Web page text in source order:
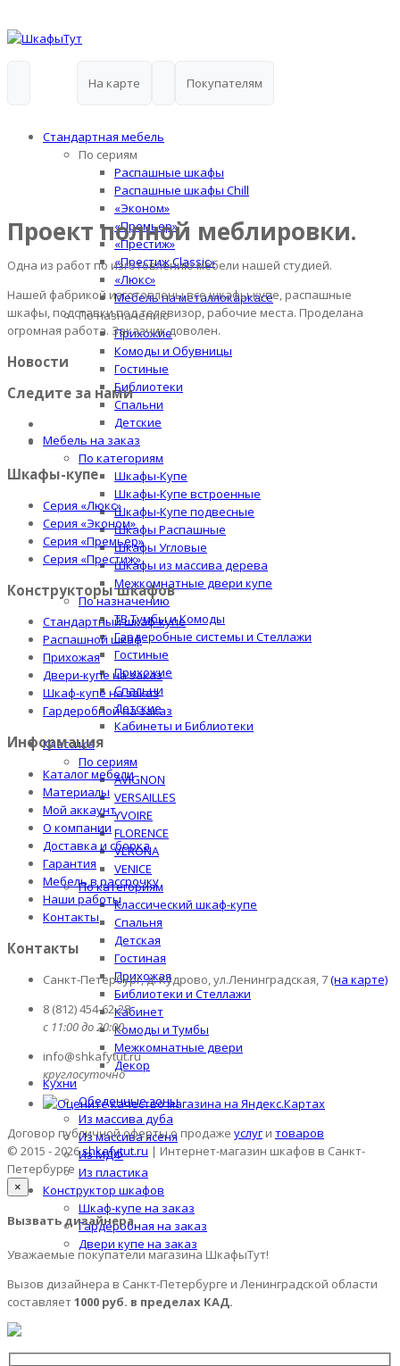
На карте Покупателям
Стандартная мебель
По сериям
Распашные шкафы
Распашные шкафы Chill
«Эконом»
«Премьер»
«Престиж»
«Престиж Classic»
«Люкс»
Мебель на металлокаркасе
По назначению
Прихожие
Комоды и Обувницы
Гостиные
Библиотеки
Спальни
Детские
Мебель на заказ
По категориям
Шкафы-Купе
Шкафы-Купе встроенные
Шкафы-Купе подвесные
Шкафы Распашные
Шкафы Угловые
Шкафы из массива дерева
Межкомнатные двери купе
По назначению
ТВ Тумбы и Комоды
Гардеробные системы и Стеллажи
Гостиные
Прихожие
Спальни
Детские
Кабинеты и Библиотеки
Классика
По сериям
AVIGNON
VERSAILLES
YVOIRE
FLORENCE
VERONA
VENICE
По категориям
Классический шкаф-купе
Спальня
Детская
Гостиная
Прихожая
Библиотеки и Стеллажи
Кабинет
Комоды и Тумбы
Межкомнатные двери
Декор
Кухни
Обеденные зоны
Из массива дуба
Из массива ясеня
Из МДФ
Из пластика
Конструктор шкафов
Шкаф-купе на заказ
Гардеробная на заказ
Двери купе на заказ
Проект полной меблировки.
Одна из работ по изготовлению мебели нашей студией.
Нашей фабрикой изготовлены все шкафы-купе, распашные
шкафы, подставки под телевизор, рабочие места. Проделана
огромная работа. Заказчик доволен.
Новости
Следите за нами
Шкафы-купе
Серия «Люкс»
Серия «Эконом»
Серия «Премьер»
Серия «Престиж»
Конструкторы шкафов
Стандартный шкаф-купе
Распашной шкаф
Прихожая
Двери-купе на заказ
Шкаф-купе на заказ
Гардеробной на заказ
Информация
Каталог мебели
Материалы
Мой аккаунт
О компании
Доставка и сборка
Гарантия
Мебель в рассрочку
Наши работы
Контакты
Контакты
Санкт-Петербург, д. Кудрово, ул.Ленинградская, 7(на карте)
8 (812) 454-62-28
с 11:00 до 20:00
info@shkafytut.ru
круглосуточно
Договор публичной оферты о продаже услуги товаров
© 2015 - 2026shkafytut.ru | Интернет-магазин шкафов в Санкт-
Петербурге
×
Вызвать дизайнера
Уважаемые покупатели магазина ШкафыТут!
Вызов дизайнера в Санкт-Петербурге и Ленинградской области
составляет1000 руб. в пределах КАД.